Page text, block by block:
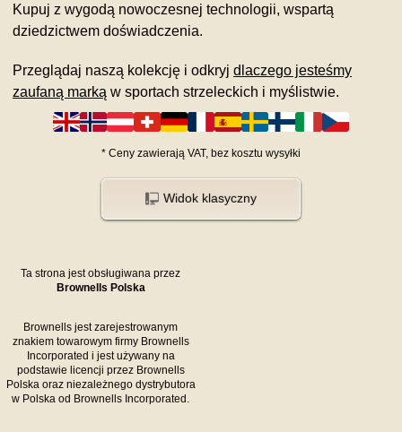
Kupuj z wygodą nowoczesnej technologii, wspartą
dziedzictwem doświadczenia.
Przeglądaj naszą kolekcję i odkryj dlaczego jesteśmy
zaufaną marką w sportach strzeleckich i myślistwie.
* Ceny zawierają VAT, bez kosztu wysyłki
Widok klasyczny
Ta strona jest obsługiwana przez
Brownells Polska
Brownells jest zarejestrowanym
znakiem towarowym firmy Brownells
Incorporated i jest używany na
podstawie licencji przez Brownells
Polska oraz niezależnego dystrybutora
w Polska od Brownells Incorporated.